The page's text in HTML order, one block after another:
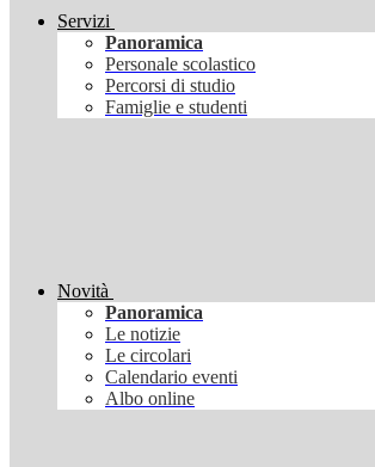
Servizi
Panoramica
Personale scolastico
Percorsi di studio
Famiglie e studenti
Novità
Panoramica
Le notizie
Le circolari
Calendario eventi
Albo online